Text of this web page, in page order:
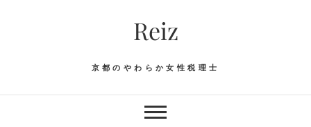
Reiz
京都のやわらか女性税理士